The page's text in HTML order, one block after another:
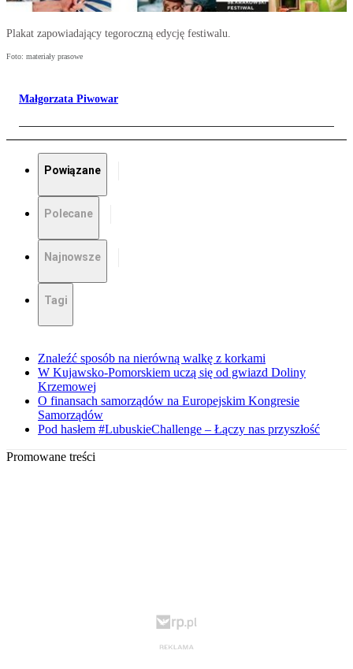
Plakat zapowiadający tegoroczną edycję festiwalu.
Foto: materiały prasowe
Małgorzata Piwowar
Powiązane
Polecane
Najnowsze
Tagi
Znaleźć sposób na nierówną walkę z korkami
W Kujawsko-Pomorskiem uczą się od gwiazd Doliny
Krzemowej
O finansach samorządów na Europejskim Kongresie
Samorządów
Pod hasłem #LubuskieChallenge – Łączy nas przyszłość
Promowane treści